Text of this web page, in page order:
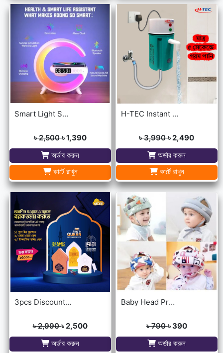
Smart Light Sound Machine G Shape
৳ 2,500৳ 1,390
অর্ডার করুন
কার্টে রাখুন
H-TEC Instant Portable Geyser
৳ 3,990৳ 2,490
অর্ডার করুন
কার্টে রাখুন
3pcs Discount Package (Dua Door Bell, Islamic Calling Bell, Plug In Quran)
৳ 2,990৳ 2,500
অর্ডার করুন
Baby Head Protector Cap Child Walking Safety
৳ 790৳ 390
অর্ডার করুন